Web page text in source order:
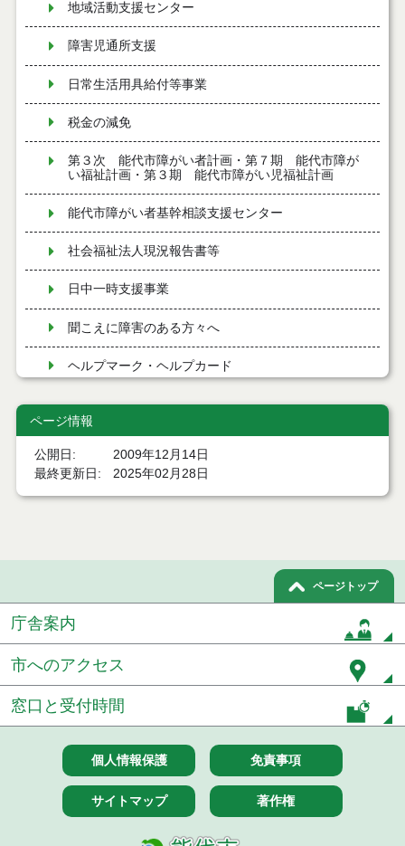
地域活動支援センター
障害児通所支援
日常生活用具給付等事業
税金の減免
第３次 能代市障がい者計画・第７期 能代市障が
い福祉計画・第３期 能代市障がい児福祉計画
能代市障がい者基幹相談支援センター
社会福祉法人現況報告書等
日中一時支援事業
聞こえに障害のある方々へ
ヘルプマーク・ヘルプカード
訪問入浴サービス
相談支援事業
地域生活支援事業
レクリエーション活動等支援
第２次能代市障がい者計画
ふれあい福祉係
訓練等給付費に係る標準利用期間経過後の更新につ
いて
タクシー、ハイヤー運賃割引（障がい者手帳をお持
ページ情報
公開日
2009年12月14日
最終更新日
2025年02月28日
ページトップ
庁舎案内
市へのアクセス
窓口と受付時間
個人情報保護 免責事項
サイトマップ 著作権